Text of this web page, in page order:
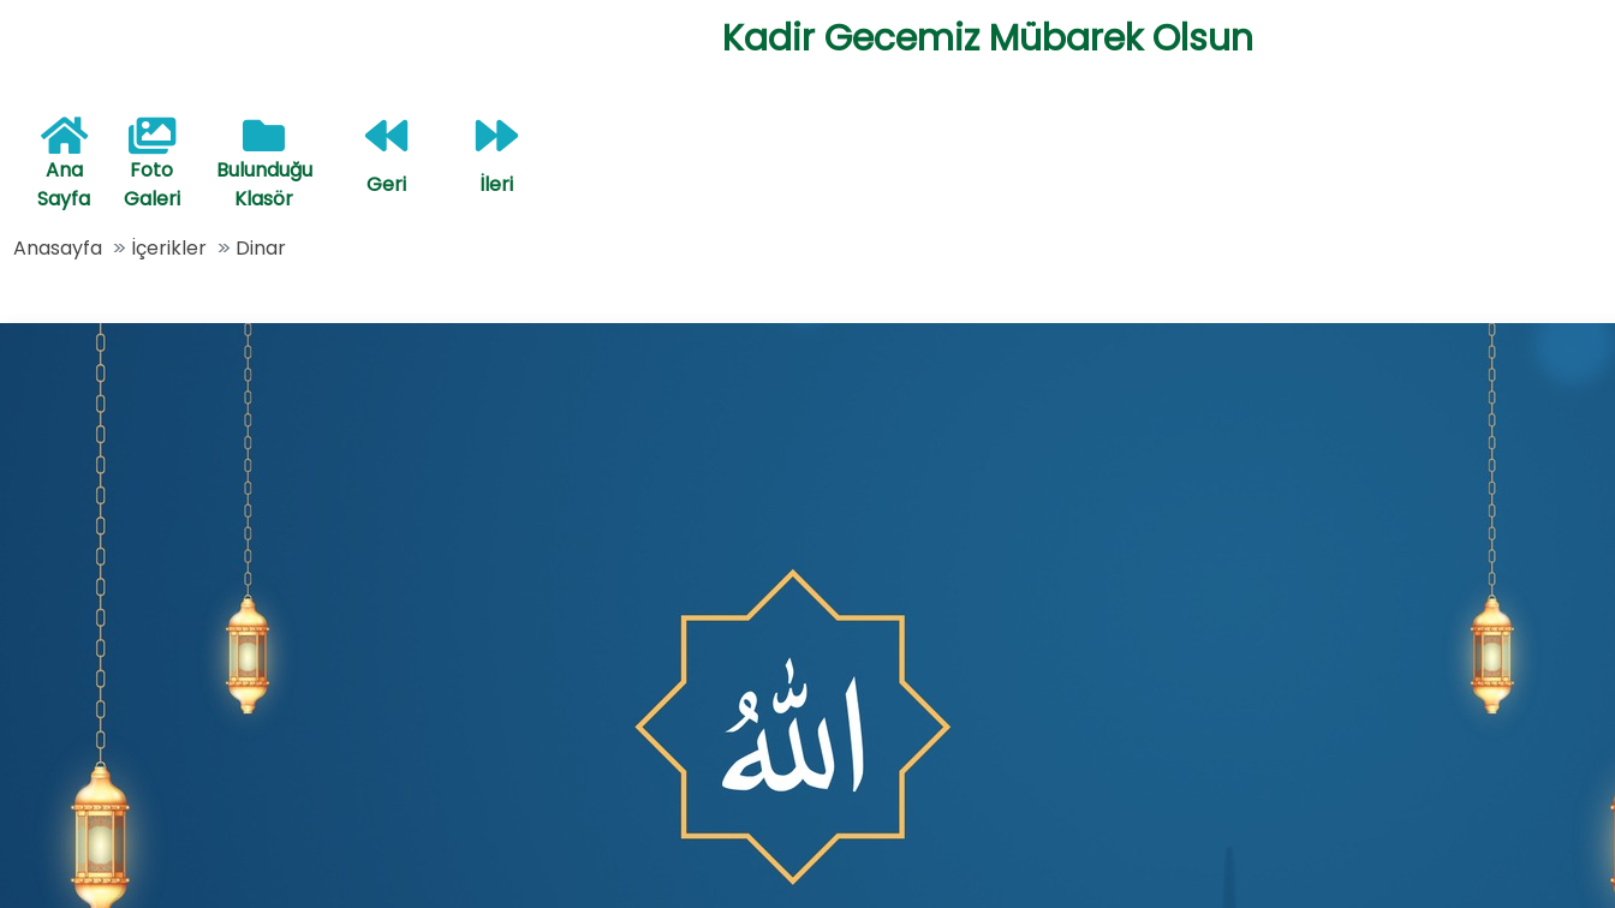
Kadir Gecemiz Mübarek Olsun
Ana
Sayfa
Foto
Galeri
Bulunduğu
Klasör
Geri İleri
Anasayfa İçerikler Dinar